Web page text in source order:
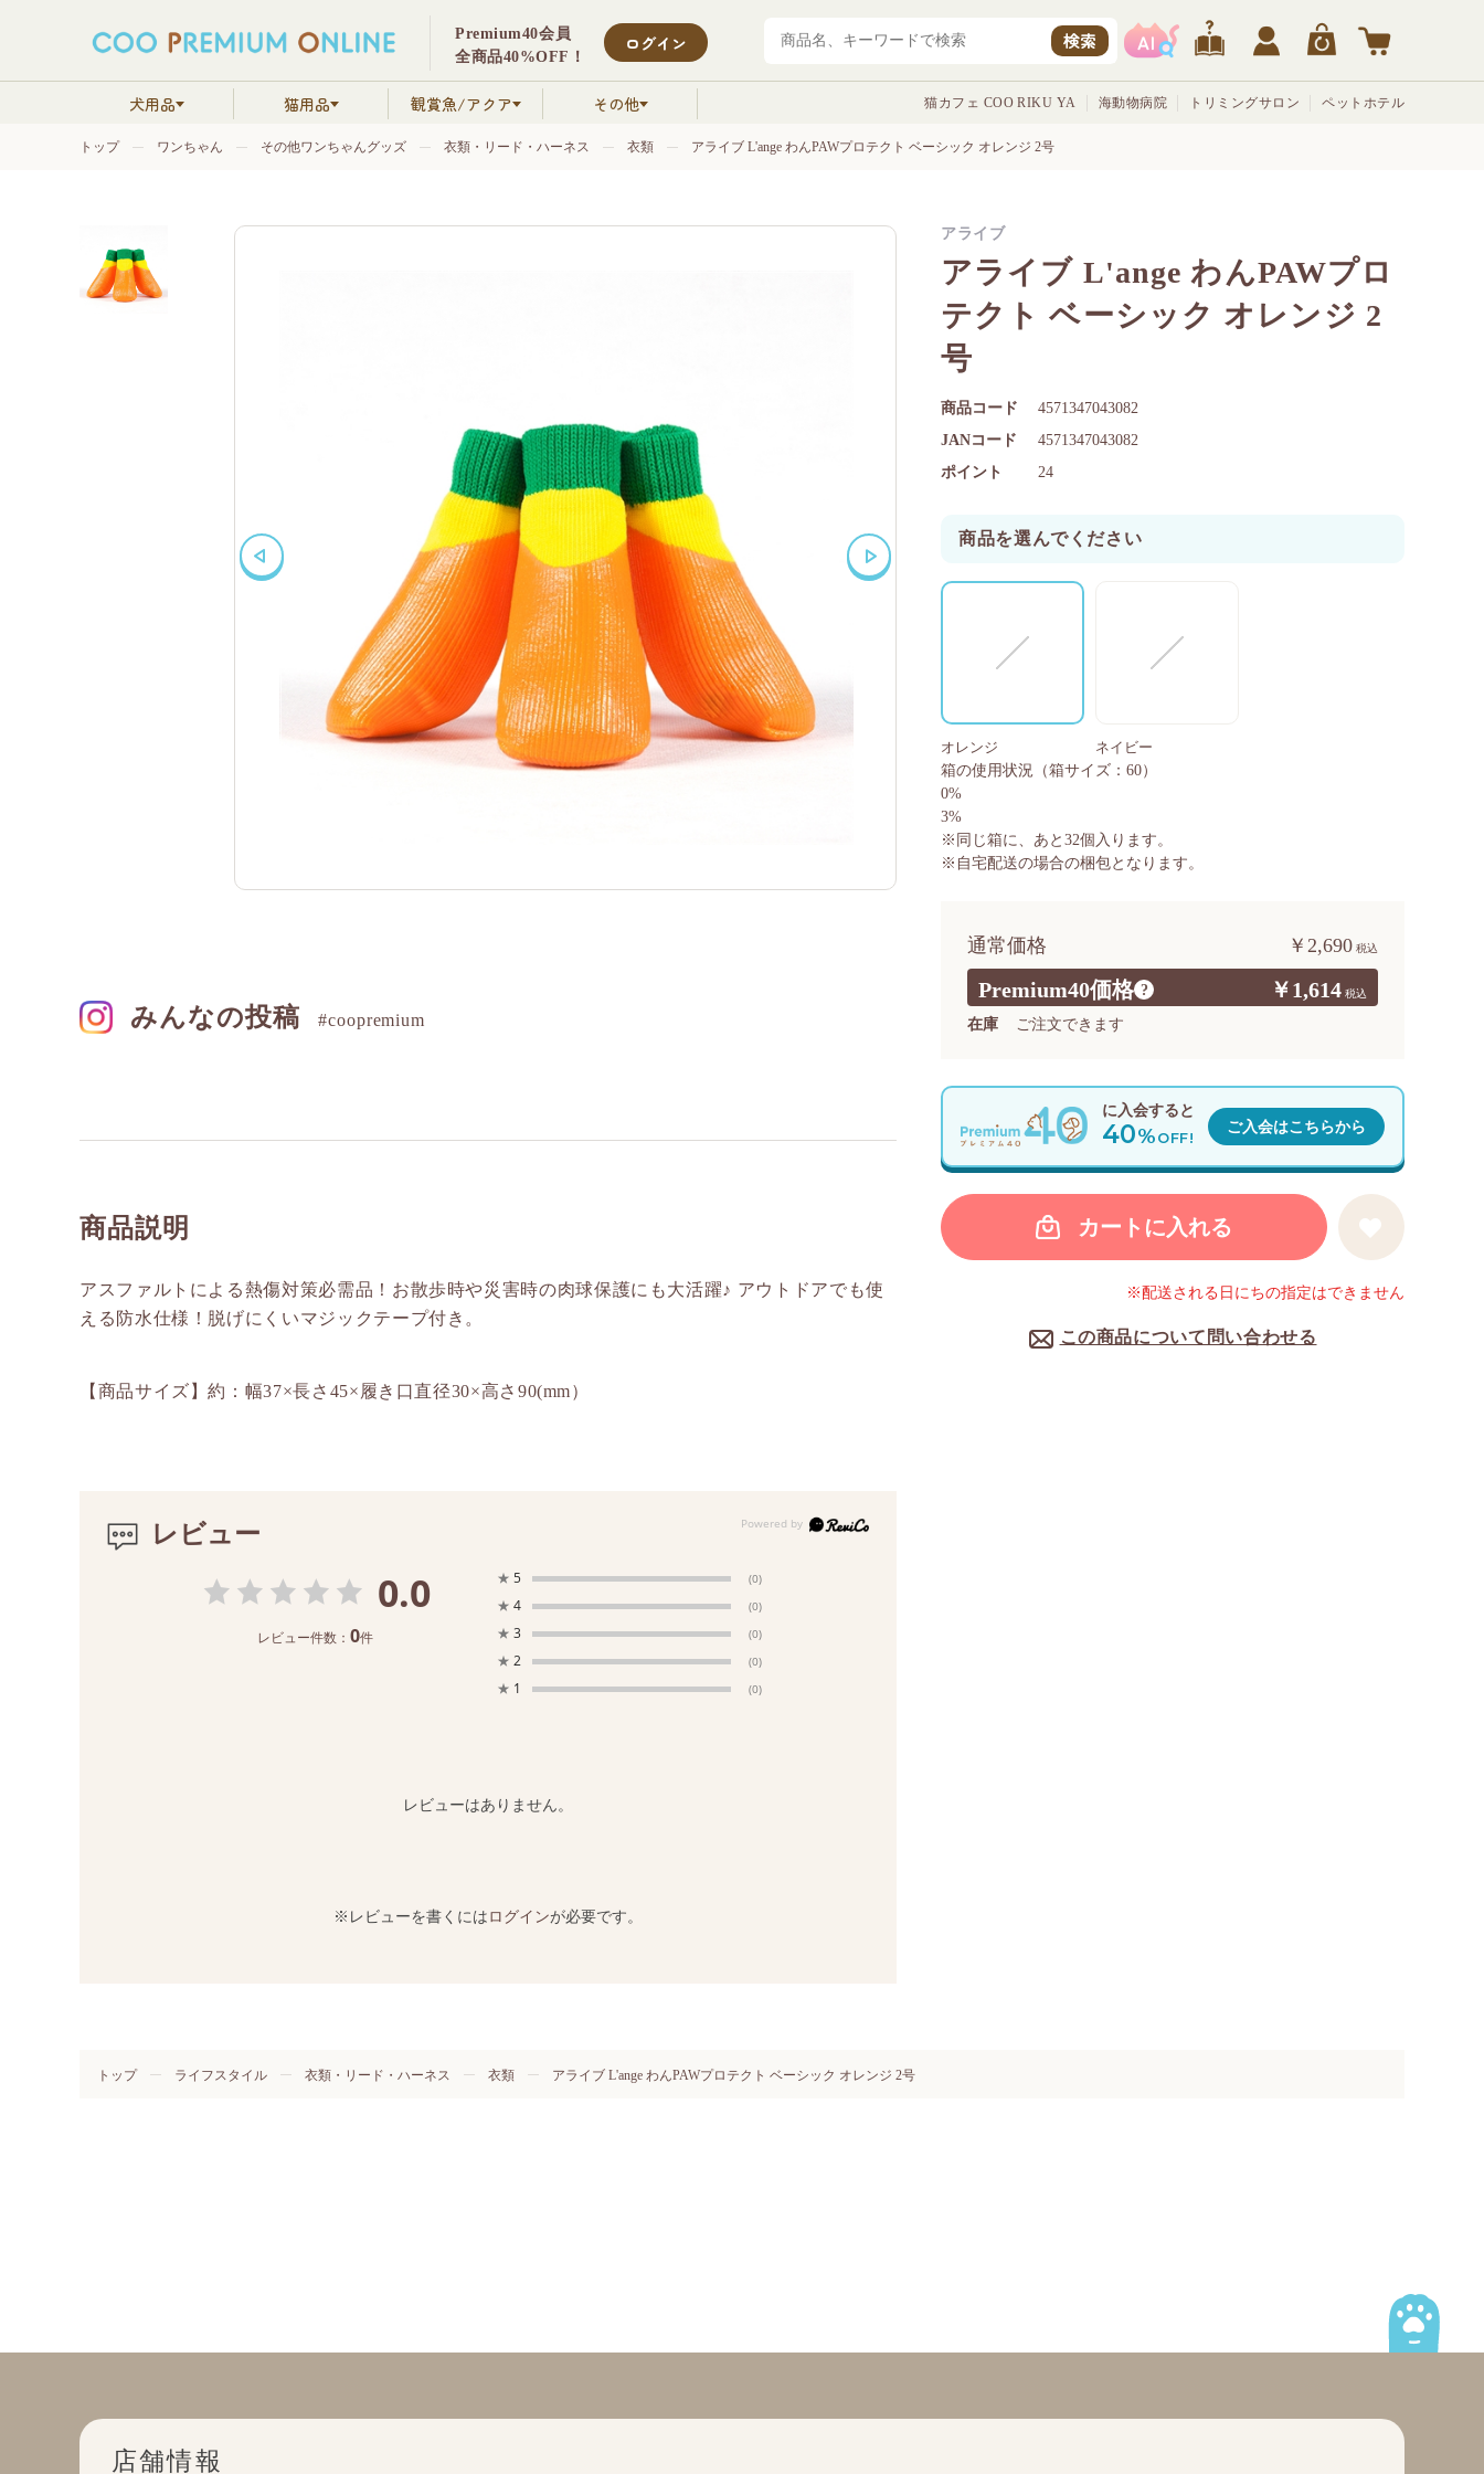
Premium40会員
全商品40%OFF！
ログイン 検索
犬用品 猫用品 観賞魚/アクア その他 猫カフェ COO RIKU YA 海動物病院 トリミングサロン ペットホテル
トップ ワンちゃん その他ワンちゃんグッズ 衣類・リード・ハーネス 衣類 アライブ L'ange わんPAWプロテクト ベーシック オレンジ 2号
みんなの投稿 #coopremium
商品説明
アスファルトによる熱傷対策必需品！お散歩時や災害時の肉球保護にも大活躍♪ アウトドアでも使
える防水仕様！脱げにくいマジックテープ付き。
【商品サイズ】約：幅37×長さ45×履き口直径30×高さ90(mm）
レビュー
0.0
レビュー件数： 0件
★ 5 (0)
★ 4 (0)
★ 3 (0)
★ 2 (0)
★ 1 (0)
レビューはありません。
※レビューを書くにはログインが必要です。
アライブ L'ange わんPAWプロ
テクト ベーシック オレンジ 2
号
Premium40価格 ? ￥1,614
通常価格 ￥2,690
在庫 ご注文できます
商品コード 4571347043082
ポイント 24
JANコード 4571347043082
商品を選んでください
オレンジ ネイビー
カートに入れる
この商品について問い合わせる
箱の使用状況 （箱サイズ：60）
0%
3%
※同じ箱に、あと 32個入ります。
※自宅配送の場合の梱包となります。
アライブ
※配送される日にちの指定はできません
に入会すると
40%OFF!
ご入会はこちらから
トップ ライフスタイル 衣類・リード・ハーネス 衣類 アライブ L'ange わんPAWプロテクト ベーシック オレンジ 2号
店舗情報